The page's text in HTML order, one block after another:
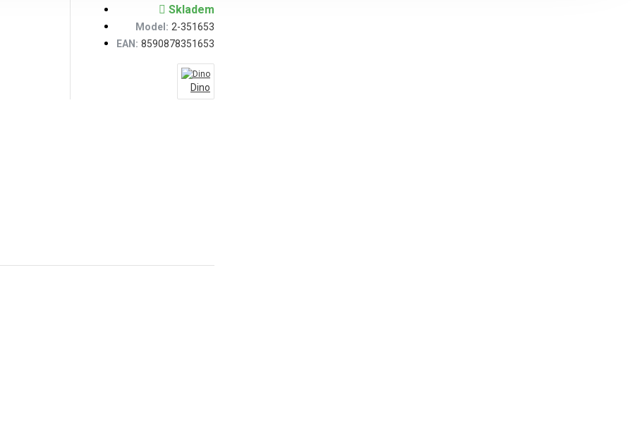
Skladem
Model: 2-351653
EAN: 8590878351653
Dino